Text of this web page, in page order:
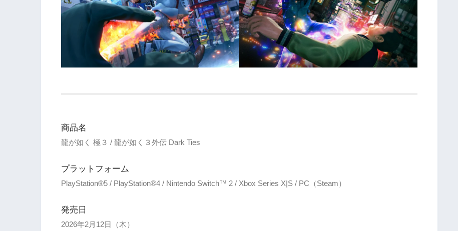
商品名
龍が如く 極３ / 龍が如く３外伝 Dark Ties
プラットフォーム
PlayStation®5 / PlayStation®4 / Nintendo Switch™ 2 / Xbox Series X|S / PC（Steam）
発売日
2026年2月12日（木）